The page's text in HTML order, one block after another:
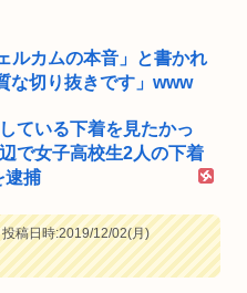
ルカムの本音」と書かれ
な切り抜きです」www
ている下着を見たかっ
で女子高校生2人の下着
逮捕
投稿日時:2019/12/02(月)